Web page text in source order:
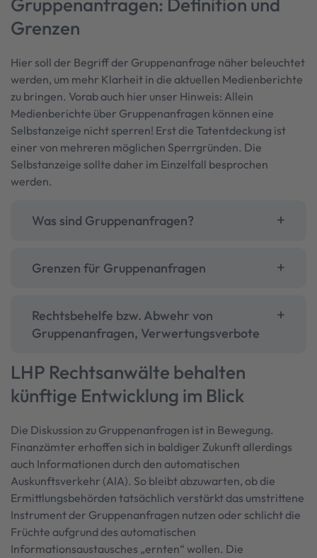
Grenzen
Hier soll der Begriff der Gruppenanfrage näher beleuchtet
werden, um mehr Klarheit in die aktuellen Medienberichte
zu bringen. Vorab auch hier unser Hinweis: Allein
Medienberichte über Gruppenanfragen können eine
Selbstanzeige nicht sperren! Erst die Tatentdeckung ist
einer von mehreren möglichen Sperrgründen. Die
Selbstanzeige sollte daher im Einzelfall besprochen
werden.
Was sind Gruppenanfragen?
Grenzen für Gruppenanfragen
Rechtsbehelfe bzw. Abwehr von
Gruppenanfragen, Verwertungsverbote
LHP Rechtsanwälte behalten
künftige Entwicklung im Blick
Die Diskussion zu Gruppenanfragen ist in Bewegung.
Finanzämter erhoffen sich in baldiger Zukunft allerdings
auch Informationen durch den automatischen
Auskunftsverkehr (AIA). So bleibt abzuwarten, ob die
Ermittlungsbehörden tatsächlich verstärkt das umstrittene
Instrument der Gruppenanfragen nutzen oder schlicht die
Früchte aufgrund des automatischen
Informationsaustausches „ernten“ wollen. Die